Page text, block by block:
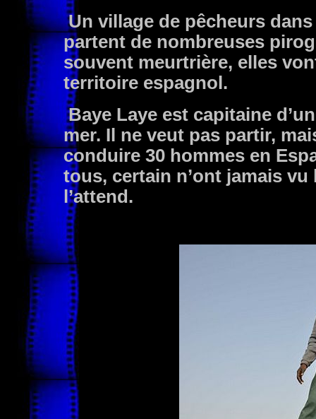
Un village de pêcheurs dans
partent de nombreuses
souvent meurtrière, elles
territoire espagnol.
Baye Laye est capitaine
mer. Il ne veut pas partir,
conduire 30 hommes en
tous, certain n’ont jamais
l’attend.